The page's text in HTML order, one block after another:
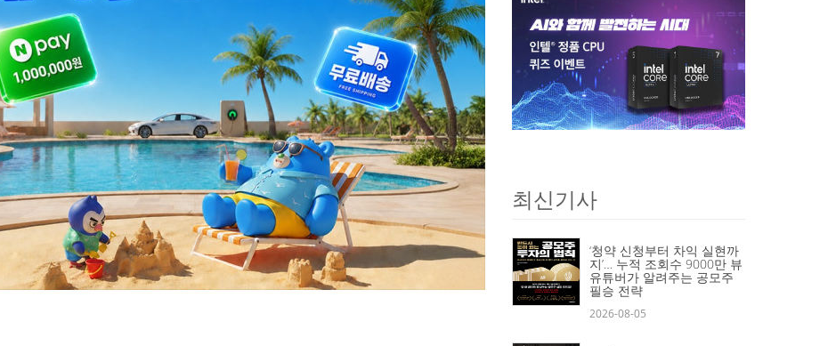
최신기사
‘청약 신청부터 차익 실현까
지’… 누적 조회수 9000만 뷰
유튜버가 알려주는 공모주
필승 전략
2026-08-05